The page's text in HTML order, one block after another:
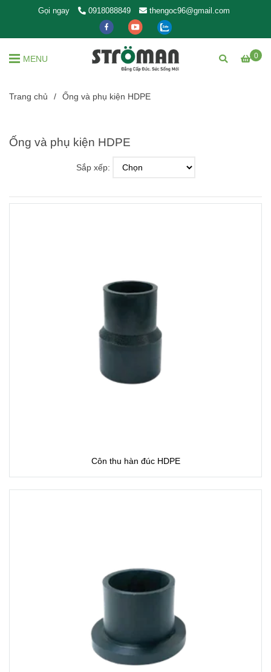
Gọi ngay 0918088849 thengoc96@gmail.com
0
MENU
Trang chủ / Ống và phụ kiện HDPE
Ống và phụ kiện HDPE
Sắp xếp:
Côn thu hàn đúc HDPE